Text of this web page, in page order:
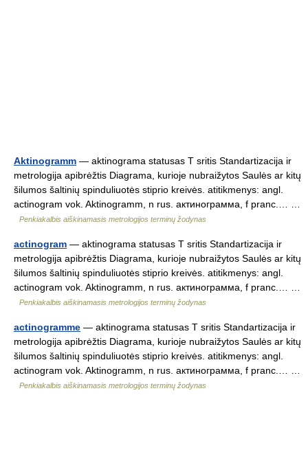
Aktinogramm — aktinograma statusas T sritis Standartizacija ir
metrologija apibrėžtis Diagrama, kurioje nubraižytos Saulės ar kitų
šilumos šaltinių spinduliuotės stiprio kreivės. atitikmenys: angl.
actinogram vok. Aktinogramm, n rus. актинограмма, f pranc.… …
Penkiakalbis aiškinamasis metrologijos terminų žodynas
actinogram — aktinograma statusas T sritis Standartizacija ir
metrologija apibrėžtis Diagrama, kurioje nubraižytos Saulės ar kitų
šilumos šaltinių spinduliuotės stiprio kreivės. atitikmenys: angl.
actinogram vok. Aktinogramm, n rus. актинограмма, f pranc.… …
Penkiakalbis aiškinamasis metrologijos terminų žodynas
actinogramme — aktinograma statusas T sritis Standartizacija ir
metrologija apibrėžtis Diagrama, kurioje nubraižytos Saulės ar kitų
šilumos šaltinių spinduliuotės stiprio kreivės. atitikmenys: angl.
actinogram vok. Aktinogramm, n rus. актинограмма, f pranc.… …
Penkiakalbis aiškinamasis metrologijos terminų žodynas